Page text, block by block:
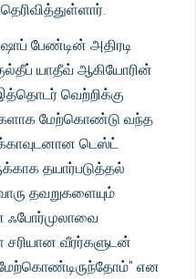
பேண்டின் அதிரடி
யாதீவ் ஆகியோரின்
இத்தொடர் வெற்றிக்கு
மேற்கொண்டு வந்த
டெஸ்ட்
தயார்படுத்தல்
தவறுகளையும்
ஃபோர்முலாவை
சரியான வீரர்களுடன்
என